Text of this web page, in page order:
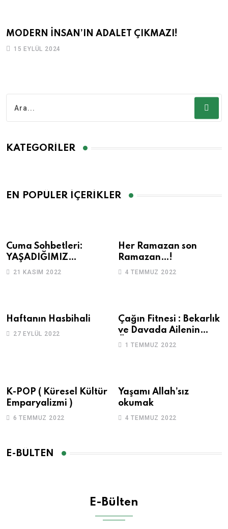
MODERN İNSAN’IN ADALET ÇIKMAZI!
15 EYLÜL 2024
KATEGORILER
EN POPÜLER İÇERIKLER
Cuma Sohbetleri:
YAŞADIĞIMIZ
SORUNLARI NEDEN
21 KASIM 2022
Her Ramazan son
Ramazan…!
4 TEMMUZ 2022
Haftanın Hasbihali
27 EYLÜL 2022
Çağın Fitnesi : Bekarlık
ve Davada Ailenin
Önemi
1 TEMMUZ 2022
K-POP ( Küresel Kültür
Emparyalizmi )
6 TEMMUZ 2022
Yaşamı Allah’sız
okumak
4 TEMMUZ 2022
E-BÜLTEN
E-Bülten